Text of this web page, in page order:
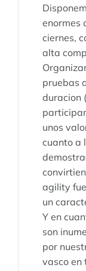
enormes
ciernes,
alta
pruebas
duracion
unos
cuanto a
agility
un
Y en
son
por
vasco en